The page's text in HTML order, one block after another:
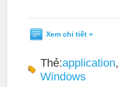
Xem chi tiết »
Thẻ:application,
Windows